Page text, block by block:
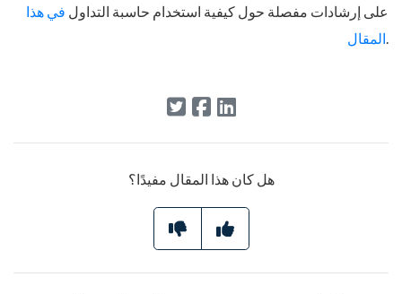
على إرشادات مفصلة حول كيفية استخدام حاسبة التداول في هذا
المقال
هل كان هذا المقال مفيدًا؟